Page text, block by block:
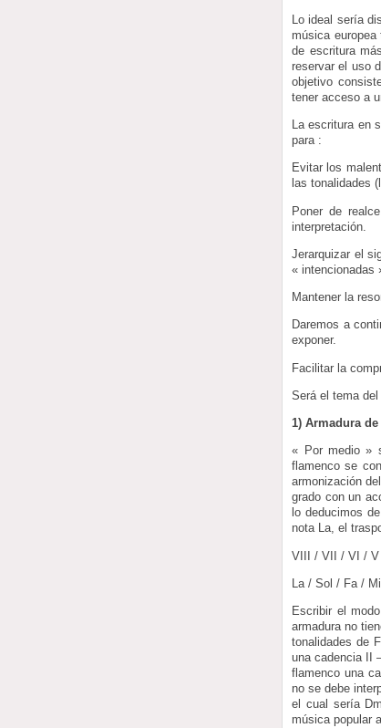
Lo ideal sería
música
de escritura
reservar el uso
objetivo
tener acceso a
La escritura en
para :
Evitar los
las tonalidades
Poner de
interpretación.
Jerarquizar el
« intencionadas
Mantener la
Daremos a
exponer.
Facilitar la
Será el tema
1) Armadura
« Por medio »
flamenco se
armonización
grado con un
lo deducimos
nota La, el
VIII / VII / VI /
La / Sol / Fa /
Escribir el
armadura no
tonalidades de
una cadencia II
flamenco una
no se debe
el cual sería
música popular